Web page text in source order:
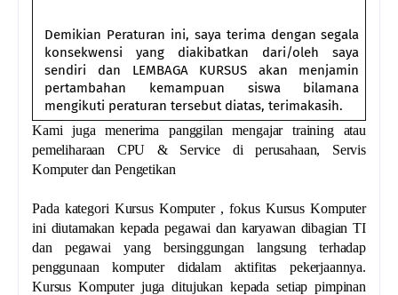
Demikian Peraturan ini, saya terima dengan segala
konsekwensi yang diakibatkan dari/oleh saya
sendiri dan LEMBAGA KURSUS akan menjamin
pertambahan kemampuan siswa bilamana
mengikuti peraturan tersebut diatas, terimakasih.
Kami juga menerima panggilan mengajar training atau
pemeliharaan CPU & Service di perusahaan, Servis
Komputer dan Pengetikan
Pada kategori Kursus Komputer , fokus Kursus Komputer
ini diutamakan kepada pegawai dan karyawan dibagian TI
dan pegawai yang bersinggungan langsung terhadap
penggunaan komputer didalam aktifitas pekerjaannya.
Kursus Komputer juga ditujukan kepada setiap pimpinan